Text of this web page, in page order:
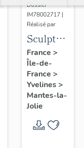
Dossier
IM78002717 |
Réalisé par
Sculpture
: la
Ronde
France >
Île-de-
France >
Yvelines>
Mantes-la-
Jolie